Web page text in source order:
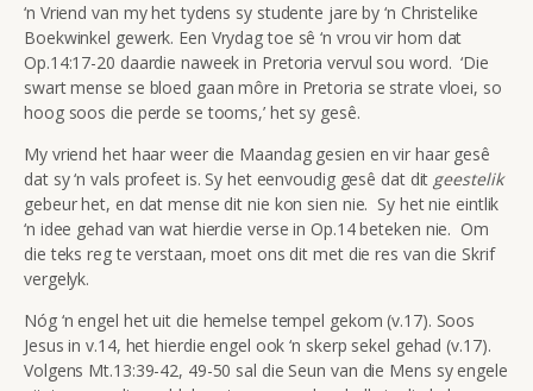
‘n Vriend van my het tydens sy studente jare by ‘n Christelike
Boekwinkel gewerk. Een Vrydag toe sê ‘n vrou vir hom dat
Op.14:17-20 daardie naweek in Pretoria vervul sou word. ‘Die
swart mense se bloed gaan môre in Pretoria se strate vloei, so
hoog soos die perde se tooms,’ het sy gesê.
My vriend het haar weer die Maandag gesien en vir haar gesê
dat sy ‘n vals profeet is. Sy het eenvoudig gesê dat dit geestelik
gebeur het, en dat mense dit nie kon sien nie. Sy het nie eintlik
‘n idee gehad van wat hierdie verse in Op.14 beteken nie. Om
die teks reg te verstaan, moet ons dit met die res van die Skrif
vergelyk.
Nóg ‘n engel het uit die hemelse tempel gekom (v.17). Soos
Jesus in v.14, het hierdie engel ook ‘n skerp sekel gehad (v.17).
Volgens Mt.13:39-42, 49-50 sal die Seun van die Mens sy engele